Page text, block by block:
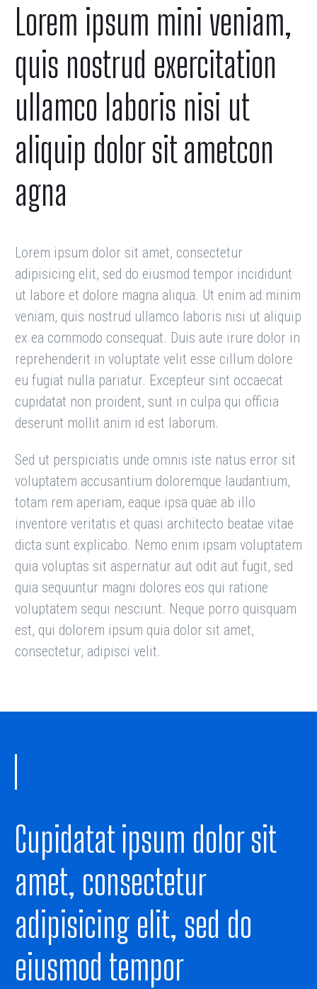
Lorem ipsum mini veniam,
quis nostrud exercitation
ullamco laboris nisi ut
aliquip dolor sit ametcon
agna
Lorem ipsum dolor sit amet, consectetur
adipisicing elit, sed do eiusmod tempor incididunt
ut labore et dolore magna aliqua. Ut enim ad minim
veniam, quis nostrud ullamco laboris nisi ut aliquip
ex ea commodo consequat. Duis aute irure dolor in
reprehenderit in voluptate velit esse cillum dolore
eu fugiat nulla pariatur. Excepteur sint occaecat
cupidatat non proident, sunt in culpa qui officia
deserunt mollit anim id est laborum.
Sed ut perspiciatis unde omnis iste natus error sit
voluptatem accusantium doloremque laudantium,
totam rem aperiam, eaque ipsa quae ab illo
inventore veritatis et quasi architecto beatae vitae
dicta sunt explicabo. Nemo enim ipsam voluptatem
quia voluptas sit aspernatur aut odit aut fugit, sed
quia sequuntur magni dolores eos qui ratione
voluptatem sequi nesciunt. Neque porro quisquam
est, qui dolorem ipsum quia dolor sit amet,
consectetur, adipisci velit.
Cupidatat ipsum dolor sit
amet, consectetur
adipisicing elit, sed do
eiusmod tempor